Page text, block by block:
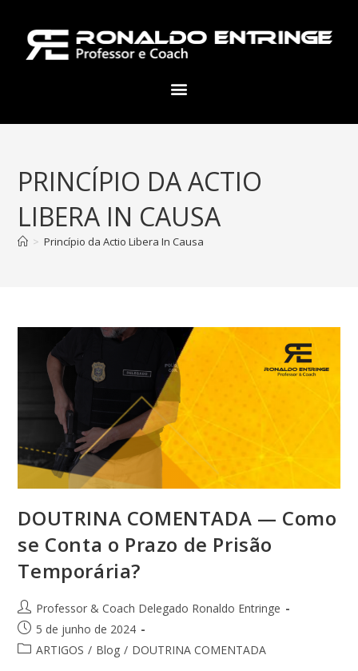
PRINCÍPIO DA ACTIO
LIBERA IN CAUSA
> Princípio da Actio Libera In Causa
DOUTRINA COMENTADA — Como
se Conta o Prazo de Prisão
Temporária?
Professor & Coach Delegado Ronaldo Entringe
5 de junho de 2024
ARTIGOS / Blog / DOUTRINA COMENTADA